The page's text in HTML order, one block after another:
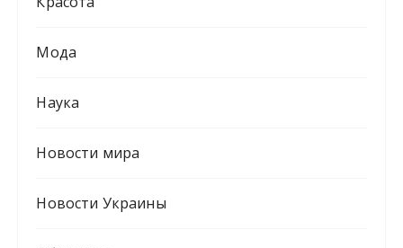
Мода
Наука
Новости мира
Новости Украины